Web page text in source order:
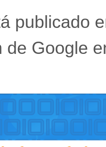
publicado
de Google